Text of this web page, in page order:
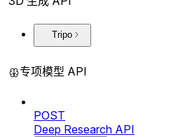
Tripo
专项模型 API
POST
Deep Research API